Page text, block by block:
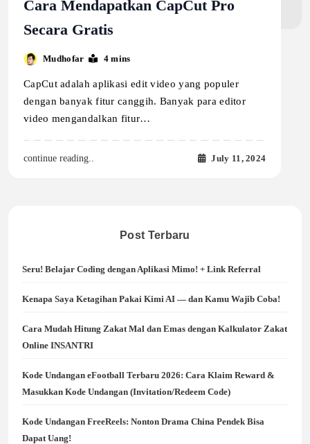
Cara Mendapatkan CapCut Pro
Secara Gratis
Mudhofar 4 mins
CapCut adalah aplikasi edit video yang populer
dengan banyak fitur canggih. Banyak para editor
video mengandalkan fitur…
continue reading.. July 11, 2024
Post Terbaru
Seru! Belajar Coding dengan Aplikasi Mimo! + Link Referral
Kenapa Saya Ketagihan Pakai Kimi AI — dan Kamu Wajib Coba!
Cara Mudah Hitung Zakat Mal dan Emas dengan Kalkulator Zakat
Online INSANTRI
Kode Undangan eFootball Terbaru 2026: Cara Klaim Reward &
Masukkan Kode Undangan (Invitation/Redeem Code)
Kode Undangan FreeReels: Nonton Drama China Pendek Bisa
Dapat Uang!